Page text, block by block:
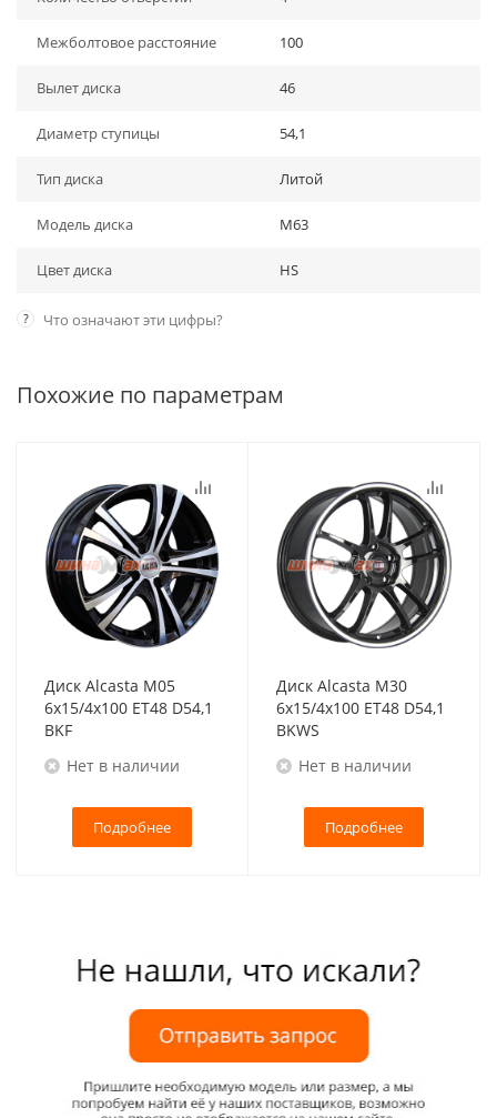
Межболтовое расстояние 100
Вылет диска 46
Диаметр ступицы 54,1
Тип диска Литой
Модель диска M63
Цвет диска HS
? Что означают эти цифры?
Похожие по параметрам
Диск Alcasta M05
6x15/4x100 ET48 D54,1
BKF
Нет в наличии
Подробнее
Диск Alcasta M30
6x15/4x100 ET48 D54,1
BKWS
Нет в наличии
Подробнее